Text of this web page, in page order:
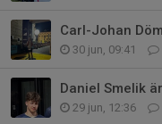
30 jun, 09:41
29 jun, 12:36